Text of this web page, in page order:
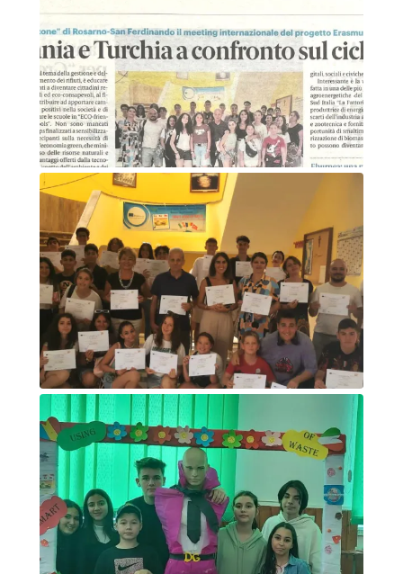
Foto di gruppo accoglienza
Articolo di giornale - Gazzetta del sud
Foto di gruppo consegna attestati